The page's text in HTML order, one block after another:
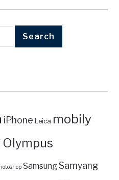
iPhone Leica mobily
Olympus
SamsungSamyang